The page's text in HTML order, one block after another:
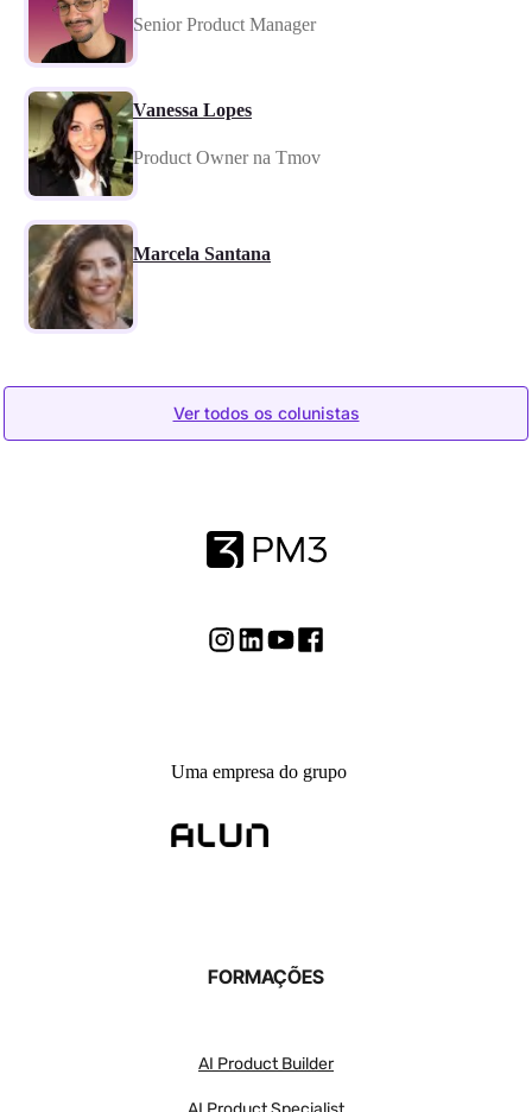
Senior Product Manager
Vanessa Lopes
Product Owner na Tmov
Marcela Santana
Ver todos os colunistas
Uma empresa do grupo
FORMAÇÕES
AI Product Builder